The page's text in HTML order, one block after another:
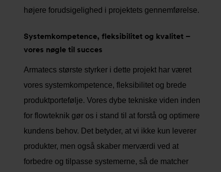
højere forudsigelighed i projektets gennemførelse.
Systemkompetence, fleksibilitet og kvalitet –
vores nøgle til succes
Armatecs største styrker i dette projekt har været
vores systemkompetence, fleksibilitet og brede
produktportefølje. Vores dybe tekniske viden inden
for flowteknik gør os i stand til at forstå og optimere
kundens behov. Det betyder, at vi ikke kun leverer
produkter, men også skaber merværdi ved at
forbedre og tilpasse systemerne, så de matcher